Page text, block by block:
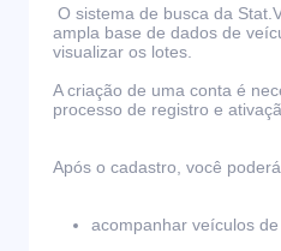
O sistema de busca da
ampla base de dados de
visualizar os lotes.
A criação de uma conta é
processo de registro e
Após o cadastro, você
acompanhar veículos